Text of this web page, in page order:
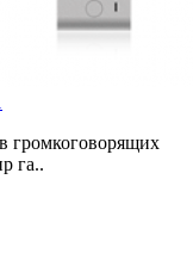
громкоговорящих
га..